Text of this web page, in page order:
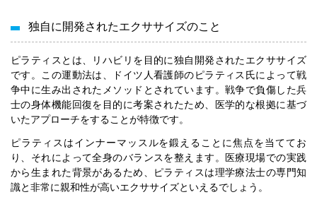
独自に開発されたエクササイズのこと
ピラティスとは、リハビリを目的に独自開発されたエクササイズ
です。この運動法は、ドイツ人看護師のピラティス氏によって戦
争中に生み出されたメソッドとされています。戦争で負傷した兵
士の身体機能回復を目的に考案されたため、医学的な根拠に基づ
いたアプローチをすることが特徴です。
ピラティスはインナーマッスルを鍛えることに焦点を当ててお
り、それによって全身のバランスを整えます。医療現場での実践
から生まれた背景があるため、ピラティスは理学療法士の専門知
識と非常に親和性が高いエクササイズといえるでしょう。